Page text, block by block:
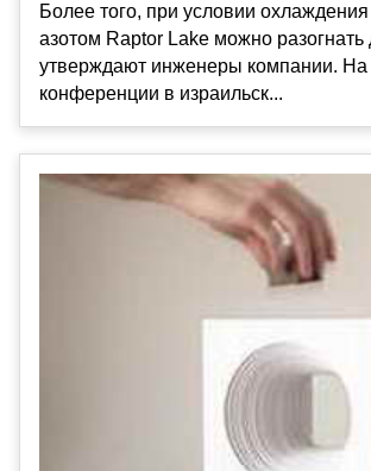
Более того, при условии
азотом Raptor Lake можно разогнать
утверждают инженеры компании. На
конференции в израильск...